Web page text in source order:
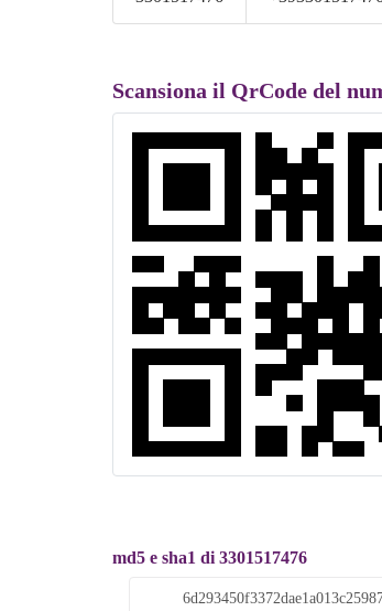
Scansiona il QrCode del
md5 e sha1 di 3301517476